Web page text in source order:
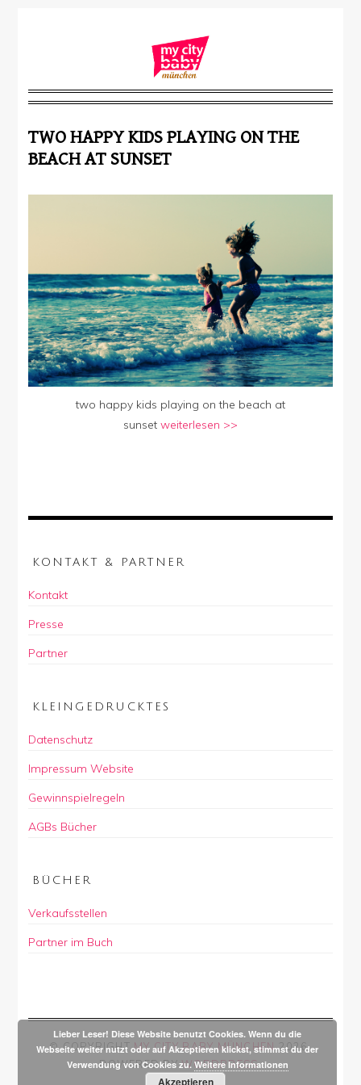
TWO HAPPY KIDS PLAYING ON THE
BEACH AT SUNSET
two happy kids playing on the beach at
sunset weiterlesen >>
KONTAKT & PARTNER
Kontakt
Presse
Partner
KLEINGEDRUCKTES
Datenschutz
Impressum Website
Gewinnspielregeln
AGBs Bücher
BÜCHER
Verkaufsstellen
Partner im Buch
© COPYRIGHTMY CITY BABY MÜNCHEN 2026.
POWERED BYWORDPRESS.
Lieber Leser! Diese Website benutzt Cookies. Wenn du die
Webseite weiter nutzt oder auf Akzeptieren klickst, stimmst du der
Verwendung von Cookies zu. Weitere Informationen
Akzeptieren